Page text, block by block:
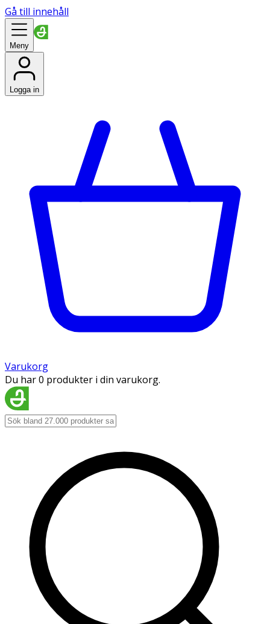
Gå till innehåll
Meny
Logga in
Varukorg
Du har 0 produkter i din varukorg.